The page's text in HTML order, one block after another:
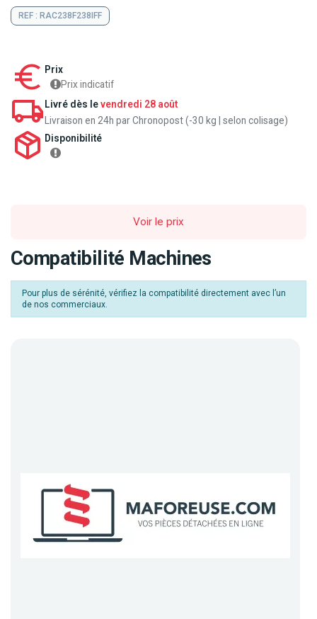
REF : RAC238F238IFF
Prix
Prix indicatif
Livré dès levendredi 28 août
Livraison en 24h par Chronopost (-30 kg | selon colisage)
Disponibilité
Voir le prix
Compatibilité Machines
Pour plus de sérénité, vérifiez la compatibilité directement avec l’un
de nos commerciaux.